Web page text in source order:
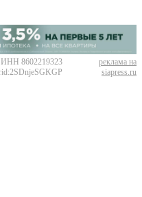
8602219323
реклама на
siapress.ru